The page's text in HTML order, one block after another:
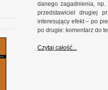
danego zagadnienia,
przedstawiciel drugiej
interesujący efekt – po
po drugie: komentarz do
Czytaj całość...